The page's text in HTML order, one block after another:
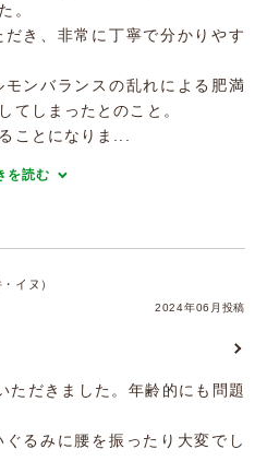
。
き、非常に丁寧で分かりやす
ンバランスの乱れによる肥満
てしまったとのこと。
ことになりま...
を読む
イヌ）
2024年06月投稿
ただきました。年齢的にも問題
るみに腰を振ったり大変でし